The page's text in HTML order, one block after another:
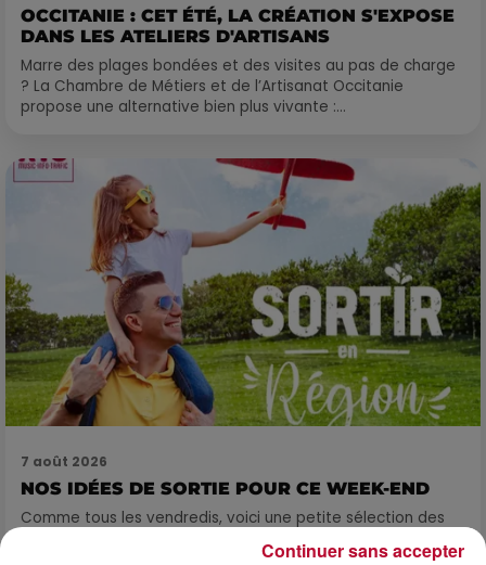
OCCITANIE : CET ÉTÉ, LA CRÉATION S'EXPOSE
DANS LES ATELIERS D'ARTISANS
Marre des plages bondées et des visites au pas de charge
? La Chambre de Métiers et de l’Artisanat Occitanie
propose une alternative bien plus vivante :...
7 août 2026
NOS IDÉES DE SORTIE POUR CE WEEK-END
Comme tous les vendredis, voici une petite sélection des
envie de voyager à l'autre bout du monde,...Continuer sans accepter